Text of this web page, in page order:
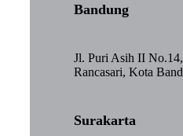
Bandung
Jl. Puri Asih II
Rancasari, Kota
Surakarta